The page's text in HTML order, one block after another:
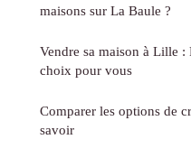
maisons sur La Baule ?
Vendre sa maison à Lille
choix pour vous
Comparer les options de
savoir